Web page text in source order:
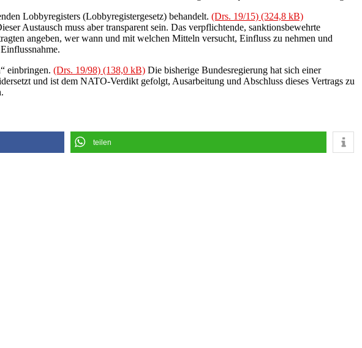
Lobbyregisters (Lobbyregistergesetz) behandelt. (Drs. 19/15)
Austausch muss aber transparent sein. Das verpflichtende, sanktionsbewehrte
angeben, wer wann und mit welchen Mitteln versucht, Einfluss zu nehmen und
einbringen. (Drs. 19/98)
Die bisherige Bundesregierung hat sich einer
und ist dem NATO-Verdikt gefolgt, Ausarbeitung und Abschluss dieses Vertrags zu
teilen